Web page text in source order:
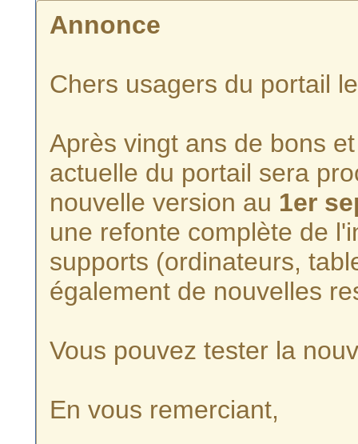
Annonce
Chers usagers du portail
Après vingt ans de bons
actuelle du portail sera
nouvelle version au 1er
une refonte complète de
supports (ordinateurs,
également de nouvelles
Vous pouvez tester la
En vous remerciant,